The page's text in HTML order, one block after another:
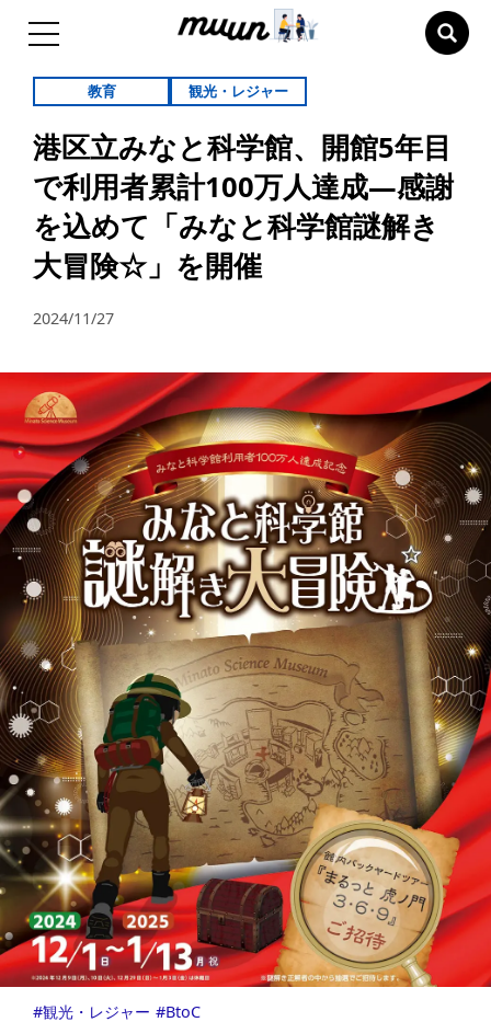
教育 観光・レジャー
港区立みなと科学館、開館5年目
で利用者累計100万人達成—感謝
を込めて「みなと科学館謎解き
大冒険☆」を開催
2024/11/27
観光・レジャー
BtoC